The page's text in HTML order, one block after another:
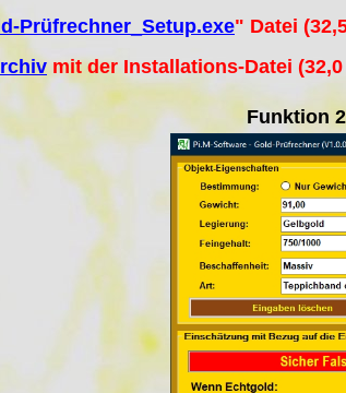
Prüfrechner_Setup.exe" Datei
mit der Installations-Datei
Funktion